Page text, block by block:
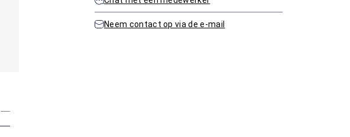
Neem contact op via de e-mail